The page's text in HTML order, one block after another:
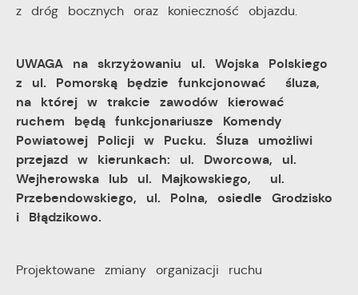
z dróg bocznych oraz konieczność objazdu.
UWAGA na skrzyżowaniu ul. Wojska Polskiego
z ul. Pomorską będzie funkcjonować śluza,
na której w trakcie zawodów kierować
ruchem będą funkcjonariusze Komendy
Powiatowej Policji w Pucku. Śluza umożliwi
przejazd w kierunkach: ul. Dworcowa, ul.
Wejherowska lub ul. Majkowskiego, ul.
Przebendowskiego, ul. Polna, osiedle Grodzisko
i Błądzikowo.
Projektowane zmiany organizacji ruchu